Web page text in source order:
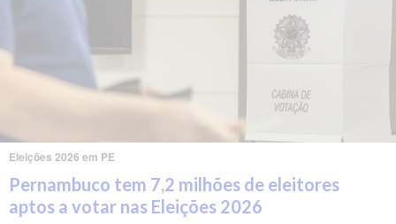
Eleições 2026 em PE
Pernambuco tem 7,2 milhões de eleitores
aptos a votar nas Eleições 2026